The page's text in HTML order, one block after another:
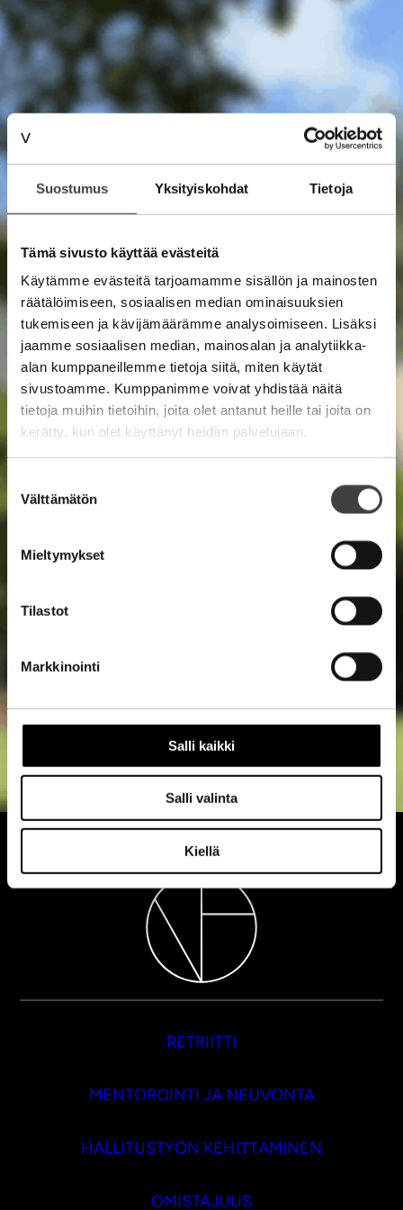
Suostumus Yksityiskohdat Tietoja
Tämä sivusto käyttää evästeitä
Käytämme evästeitä tarjoamamme sisällön ja mainosten
räätälöimiseen, sosiaalisen median ominaisuuksien
tukemiseen ja kävijämäärämme analysoimiseen. Lisäksi
jaamme sosiaalisen median, mainosalan ja analytiikka-
alan kumppaneillemme tietoja siitä, miten käytät
sivustoamme. Kumppanimme voivat yhdistää näitä
tietoja muihin tietoihin, joita olet antanut heille tai joita on
kerätty, kun olet käyttänyt heidän palvelujaan.
valinta
Välttämätön
Mieltymykset
Tilastot
Markkinointi
Salli kaikki
Salli valinta
Kiellä
RETRIITTI
MENTOROINTI JA NEUVONTA
HALLITUSTYÖN KEHITTÄMINEN
OMISTAJUUS